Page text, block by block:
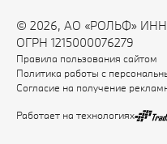
© 2026, АО «РОЛЬФ» ИНН
ОГРН 1215000076279
Правила пользования сайтом
Политика работы с
Согласие на получение
Работает на технологиях